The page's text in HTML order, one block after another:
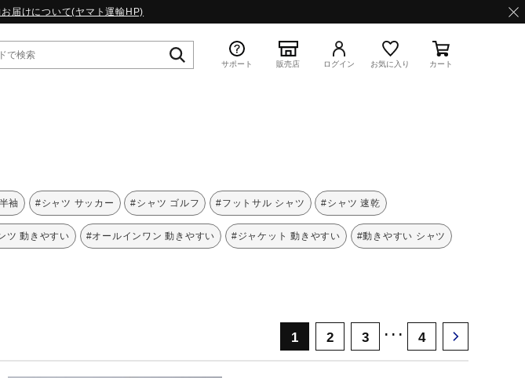
届けについて(ヤマト運輸HP)
サポート 販売店 ログイン お気に入り カート
袖 #シャツ サッカー #シャツ ゴルフ #フットサル シャツ #シャツ 速乾
ツ 動きやすい #オールインワン 動きやすい #ジャケット 動きやすい #動きやすい シャツ
1 2 3 ･･･ 4